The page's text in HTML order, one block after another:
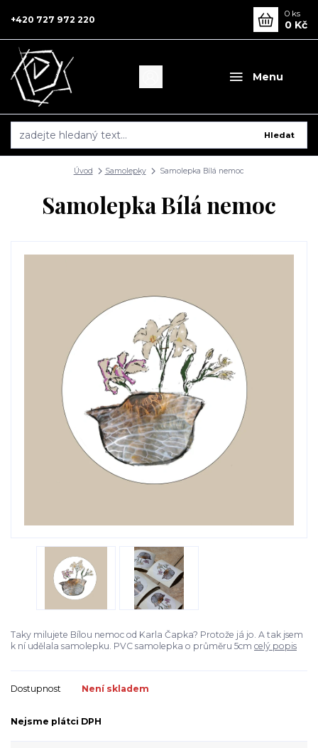
Menu
Hledat
+420 727 972 220
0 ks
0 Kč
Úvod Samolepky Samolepka Bílá nemoc
Samolepka Bílá nemoc
Taky milujete Bílou nemoc od Karla Čapka? Protože já jo. A tak jsem
k ní udělala samolepku. PVC samolepka o průměru 5cm celý popis
Dostupnost Není skladem
Nejsme plátci DPH